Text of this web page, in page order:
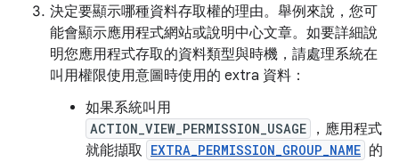
決定要顯示哪種資料存取權的理由。舉例來說，您可
能會顯示應用程式網站或說明中心文章。如要詳細說
明您應用程式存取的資料類型與時機，請處理系統在
叫用權限使用意圖時使用的 extra 資料：
如果系統叫用
ACTION_VIEW_PERMISSION_USAGE
，應用程式
就能擷取 EXTRA_PERMISSION_GROUP_NAME 的